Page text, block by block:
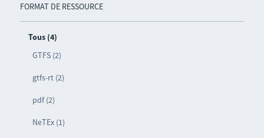
FORMAT DE RESSOURCE
Tous (4)
GTFS (2)
gtfs-rt (2)
pdf (2)
NeTEx (1)